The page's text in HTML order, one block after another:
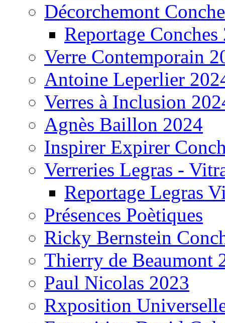
Décorchemont
Reportage Conches
Verre Contemporain
Antoine Leperlier
Verres à Inclusion
Agnès Baillon 2024
Inspirer Expirer
Verreries Legras -
Reportage Legras
Présences Poètiques
Ricky Bernstein
Thierry de Beaumont
Paul Nicolas 2023
Rxposition